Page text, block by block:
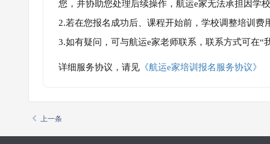
您，并协助您处理后续操作，航运e家无法承担因学
2.若在您报名成功后、课程开始前，学校调整培训
3.如有疑问，可与航运e家老师联系，联系方式可在
详细服务协议，请见 《航运e家培训报名服务协议》
上一条